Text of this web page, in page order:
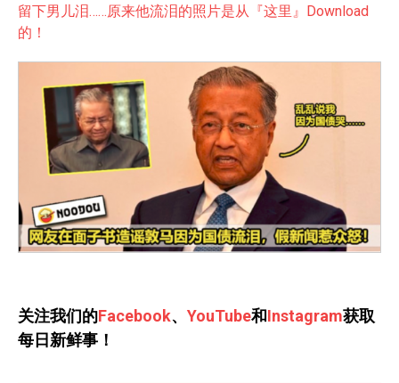
留下男儿泪……原来他流泪的照片是从『这里』Download
的！
关注我们的Facebook、 YouTube和Instagram获取
每日新鲜事！